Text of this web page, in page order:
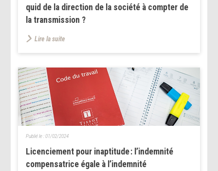
quid de la direction de la société à compter de
la transmission ?
Lire la suite
Licenciement pour inaptitude : l’indemnité
compensatrice égale à l’indemnité
Publié le :01/02/2024